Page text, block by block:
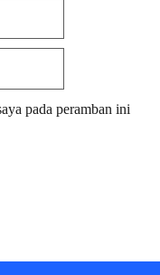
pada peramban ini